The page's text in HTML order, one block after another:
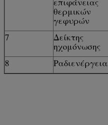
θερμικών
γεφυρών
7 Δείκτης
ηχομόνωσης
8 Ραδιενέργεια